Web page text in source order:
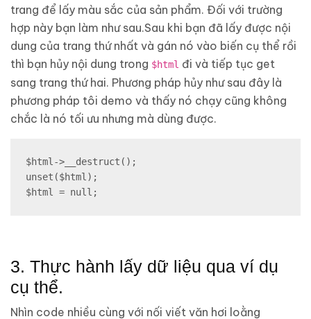
trang để lấy màu sắc của sản phẩm. Đối với trường
hợp này bạn làm như sau.Sau khi bạn đã lấy được nội
dung của trang thứ nhất và gán nó vào biến cụ thể rồi
thì bạn hủy nội dung trong $html đi và tiếp tục get
sang trang thứ hai. Phương pháp hủy như sau đây là
phương pháp tôi demo và thấy nó chạy cũng không
chắc là nó tối ưu nhưng mà dùng được.
$html->__destruct();
unset($html);
$html = null;
3. Thực hành lấy dữ liệu qua ví dụ
cụ thể.
Nhìn code nhiều cùng với nối viết văn hơi loằng